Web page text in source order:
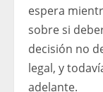
espera
sobre si
decisión no
legal, y
adelante.